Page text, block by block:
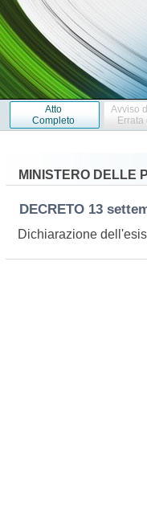
Atto
Completo
Avviso
Errata
MINISTERO DELLE
DECRETO 13
Dichiarazione